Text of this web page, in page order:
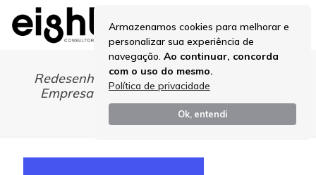
Armazenamos cookies para melhorar e
personalizar sua experiência de
navegação. Ao continuar, concorda
com o uso do mesmo.
Política de privacidade
Ok, entendi
Redesenho de Processos: Transforme sua
Empresa para um Futuro de Eficiência e
Inovação